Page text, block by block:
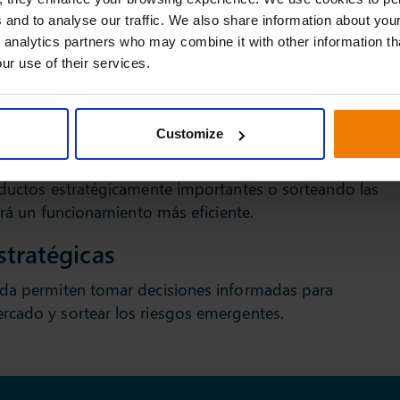
to analyse our traffic. We also share information about
partners who may combine it with other information
use of their services.
Customize
cadena de suministro pueden garantizar una
los costes y reducen el riesgo de
recursos
prevista te permitirá asignar mejor los recursos de tu
Ya sea optimizando la inversión en capital
estratégicamente importantes o sorteando las
un funcionamiento más eficiente.
permiten tomar decisiones informadas para
y sortear los riesgos emergentes.